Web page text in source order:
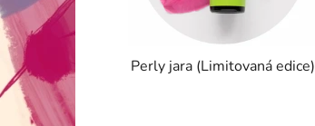
Perly jara (Limitovaná edice)